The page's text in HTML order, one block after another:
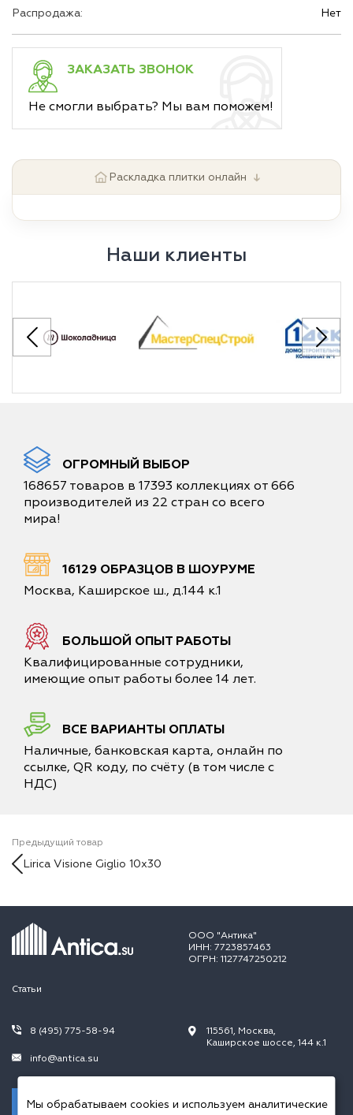
Распродажа: Нет
ЗАКАЗАТЬ ЗВОНОК
Не смогли выбрать? Мы вам поможем!
Раскладка плитки онлайн ↓
Наши клиенты
ОГРОМНЫЙ ВЫБОР
168657 товаров в 17393 коллекциях от 666
производителей из 22 стран со всего
мира!
16129 ОБРАЗЦОВ В ШОУРУМЕ
Москва, Каширское ш., д.144 к.1
БОЛЬШОЙ ОПЫТ РАБОТЫ
Квалифицированные сотрудники,
имеющие опыт работы более 14 лет.
ВСЕ ВАРИАНТЫ ОПЛАТЫ
Наличные, банковская карта, онлайн по
ссылке, QR коду, по счёту (в том числе с
НДС)
Предыдущий товар
Lirica Visione Giglio 10x30
ООО "Антика"
ИНН: 7723857463
ОГРН: 1127747250212
Статьи
8 (495) 775-58-94
info@antica.su
Заказать звонок
115561, Москва,
Каширское шоссе, 144 к.1
Мы обрабатываем cookies и используем аналитические